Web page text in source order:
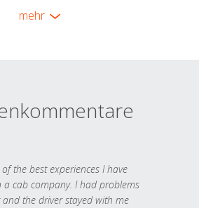
mehr
the best experiences I have
a cab company. I had problems
the driver stayed with me